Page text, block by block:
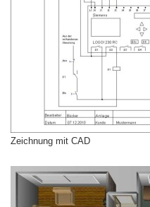
Zeichnung mit CAD